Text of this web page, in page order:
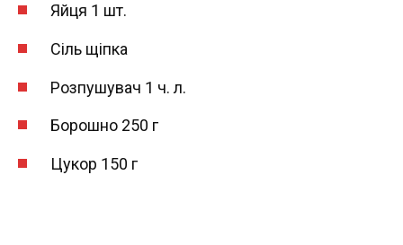
Яйця 1 шт.
Сіль щіпка
Розпушувач 1 ч. л.
Борошно 250 г
Цукор 150 г